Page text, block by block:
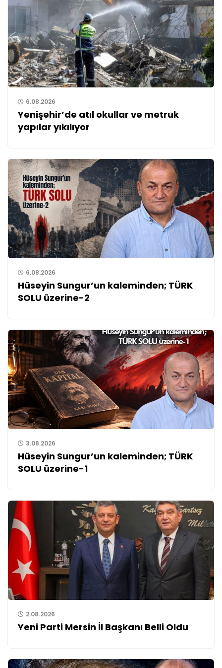
6.08.2026
Yenişehir’de atıl okullar ve metruk
yapılar yıkılıyor
6.08.2026
Hüseyin Sungur’un kaleminden; TÜRK
SOLU üzerine-2
3.08.2026
Hüseyin Sungur’un kaleminden; TÜRK
SOLU üzerine-1
2.08.2026
Yeni Parti Mersin İl Başkanı Belli Oldu